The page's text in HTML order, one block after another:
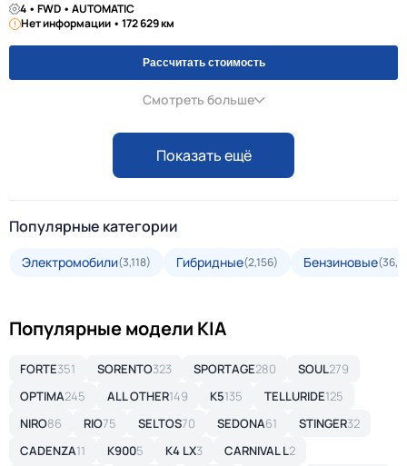
4 • FWD • AUTOMATIC
Нет информации • 172 629 км
Рассчитать стоимость
Смотреть больше
Показать ещё
Популярные категории
Электромобили(3,118) Гибридные(2,156) Бензиновые
Популярные модели KIA
FORTE351 SORENTO323 SPORTAGE280 SOUL279
OPTIMA245 ALL OTHER149 K5135 TELLURIDE125
NIRO86 RIO75 SELTOS70 SEDONA61 STINGER32
CADENZA11 K9005 K4 LX3 CARNIVAL L2